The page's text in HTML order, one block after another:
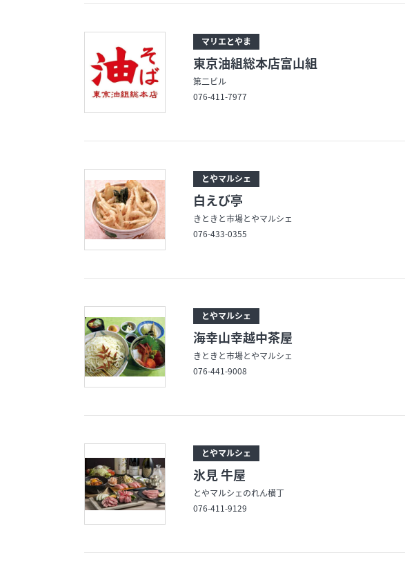
マリエとやま
東京油組総本店富山組
第二ビル
076-411-7977
とやマルシェ
白えび亭
きときと市場とやマルシェ
076-433-0355
とやマルシェ
海幸山幸越中茶屋
きときと市場とやマルシェ
076-441-9008
とやマルシェ
氷見 牛屋
とやマルシェのれん横丁
076-411-9129